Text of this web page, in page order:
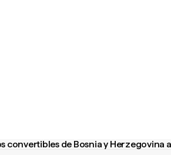
convertibles de Bosnia y Herzegovina